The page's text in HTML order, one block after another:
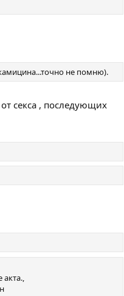
не помню).
секса , последующих